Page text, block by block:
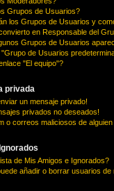
Grupos de Usuarios?
los Grupos de Usuarios y
en Responsable del
Grupos de Usuarios
de Usuarios
"El equipo"?
privada
un mensaje privado!
privados no deseados!
o correos maliciosos de
de Mis Amigos e Ignorados?
añadir o borrar usuarios de